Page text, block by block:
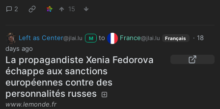
2
15
Left as Center@jlai.lu M to France@jlai.lu Français ·18
days ago
La propagandiste Xenia Fedorova
échappe aux sanctions
européennes contre des
personnalités russes
www.lemonde.fr